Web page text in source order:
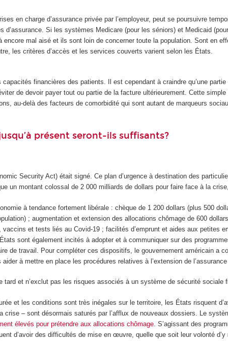
en charge d’assurance privée par l’employeur, peut se poursuivre
d’assurance. Si les systèmes Medicare (pour les séniors) et Medicaid
mal aisé et ils sont loin de concerner toute la population. Sont en
les critères d’accès et les services couverts varient selon les États.
financières des patients. Il est cependant à craindre qu’une
de devoir payer tout ou partie de la facture ultérieurement. Cette
au-delà des facteurs de comorbidité qui sont autant de marqueurs
présent seront-ils suffisants?
Security Act) était signé. Ce plan d’urgence à destination des
un montant colossal de 2 000 milliards de dollars pour faire face à la
à tendance fortement libérale : chèque de 1 200 dollars (plus 500
; augmentation et extension des allocations chômage de 600
et tests liés au Covid-19 ; facilités d’emprunt et aides aux petites
sont également incités à adopter et à communiquer sur des
de travail. Pour compléter ces dispositifs, le gouvernement américain a
à mettre en place les procédures relatives à l’extension de l’assurance
tard et n’exclut pas les risques associés à un système de sécurité sociale
et les conditions sont très inégales sur le territoire, les États risquent
– sont désormais saturés par l’afflux de nouveaux dossiers. Le
élevés pour prétendre aux allocations chômage . S’agissant des
d’avoir des difficultés de mise en œuvre, quelle que soit leur volonté d’y